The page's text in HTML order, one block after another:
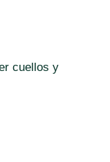
cuellos y